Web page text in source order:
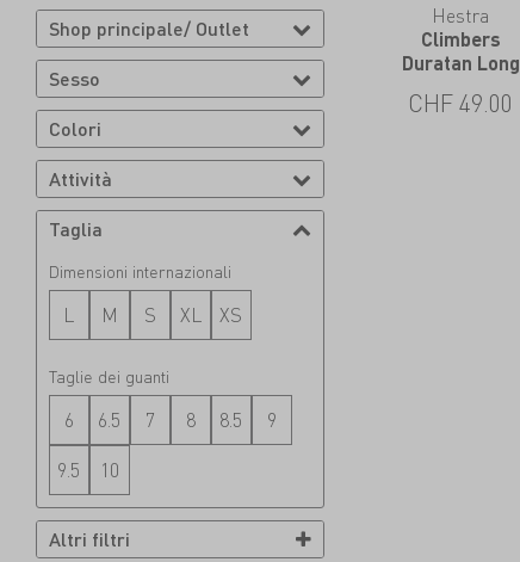
Shop principale/ Outlet
Sesso
Colori
Attività
Taglia
Dimensioni internazionali
L M S XL XS
Taglie dei guanti
6 6.5 7 8 8.5
9
9.5
10
Altri filtri
Hestra
Climbers
Duratan Long
CHF49.00